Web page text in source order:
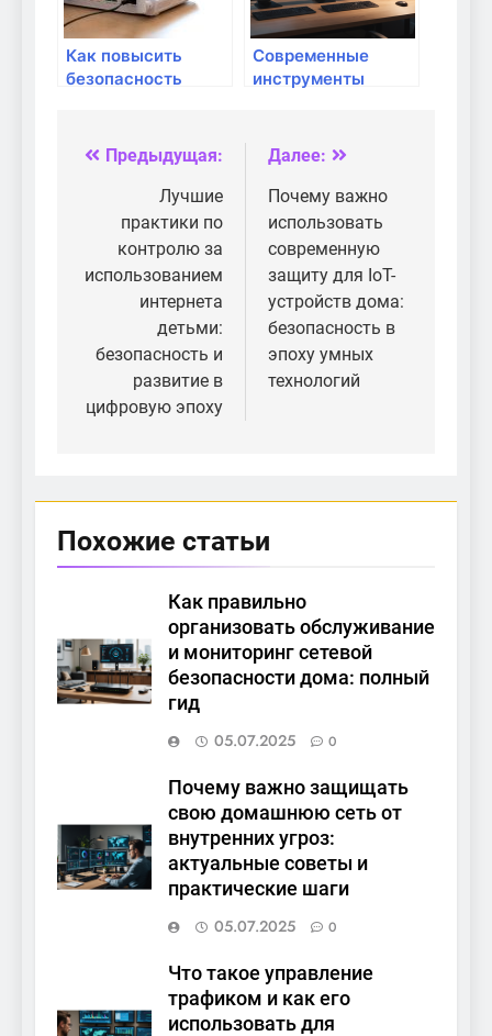
Как повысить
безопасность
роутера?
Современные
инструменты
использования:
полный обзор
Навигация
записям
Предыдущая:
Лучшие
практики по
контролю за
использованием
интернета
детьми:
безопасность и
развитие в
цифровую эпоху
Далее:
Почему важно
использовать
современную
защиту для IoT-
устройств дома:
безопасность в
эпоху умных
технологий
Похожие статьи
Как правильно
организовать обслуживание
и мониторинг сетевой
безопасности дома: полный
гид
05.07.2025
0
Почему важно защищать
свою домашнюю сеть от
внутренних угроз:
актуальные советы и
практические шаги
05.07.2025
0
Что такое управление
трафиком и как его
использовать для